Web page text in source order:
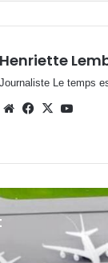
Henriette
Journaliste Le temps
WebsiteFacebook
X